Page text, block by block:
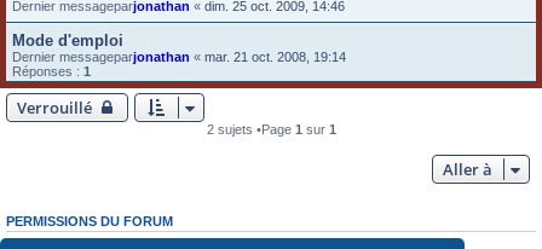
Dernier messageparjonathan « dim. 25 oct. 2009, 14:46
Mode d'emploi
Dernier messageparjonathan « mar. 21 oct. 2008, 19:14
Réponses : 1
Verrouillé
2 sujets •Page 1 sur 1
Aller à
PERMISSIONS DU FORUM